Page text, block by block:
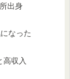
出身
なった
高収入